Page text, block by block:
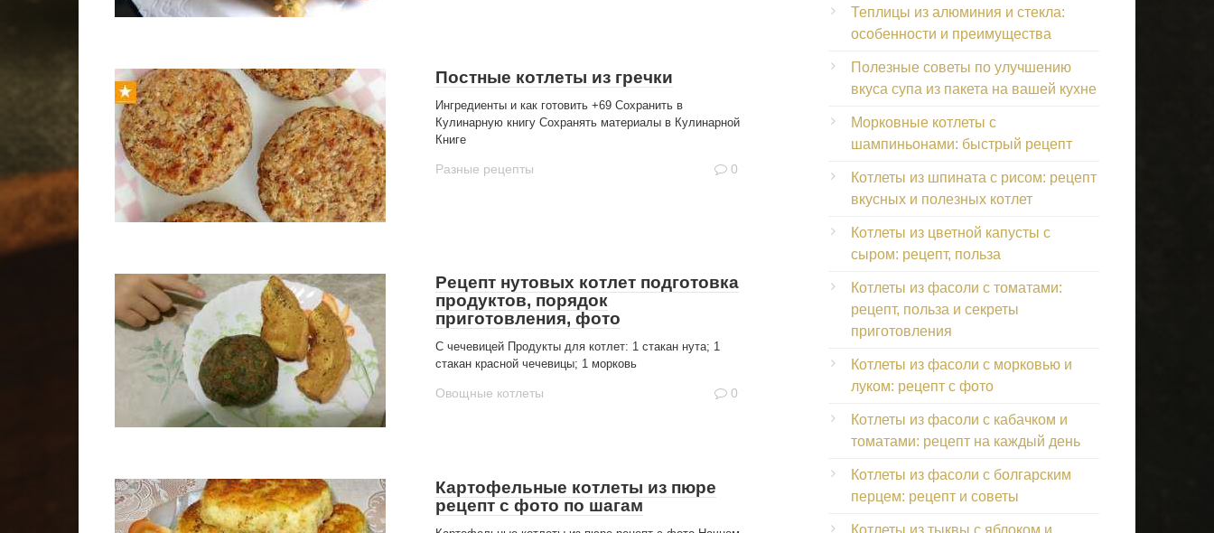
Постные котлеты из гречки
Ингредиенты и как готовить +69 Сохранить в
Кулинарную книгу Сохранять материалы в Кулинарной
Книге
Разные рецепты 0
Рецепт нутовых котлет подготовка
продуктов, порядок
приготовления, фото
С чечевицей Продукты для котлет: 1 стакан нута; 1
стакан красной чечевицы; 1 морковь
Овощные котлеты 0
Картофельные котлеты из пюре
рецепт с фото по шагам
Теплицы из алюминия и стекла:
особенности и преимущества
Полезные советы по улучшению
вкуса супа из пакета на вашей кухне
Морковные котлеты с
шампиньонами: быстрый рецепт
Котлеты из шпината с рисом: рецепт
вкусных и полезных котлет
Котлеты из цветной капусты с
сыром: рецепт, польза
Котлеты из фасоли с томатами:
рецепт, польза и секреты
приготовления
Котлеты из фасоли с морковью и
луком: рецепт с фото
Котлеты из фасоли с кабачком и
томатами: рецепт на каждый день
Котлеты из фасоли с болгарским
перцем: рецепт и советы
Котлеты из тыквы с яблоком и